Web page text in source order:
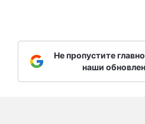
Не пропустите
наши